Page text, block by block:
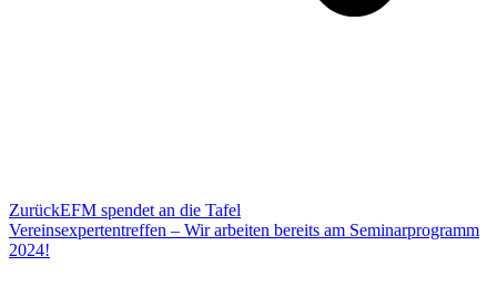
ZurückEFM spendet an die Tafel
Vereinsexpertentreffen – Wir arbeiten bereits am Seminarprogramm
2024!